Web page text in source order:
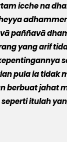
icche na
paññavā
yang arif
pula ia tidak
berbuat jahat
itulah